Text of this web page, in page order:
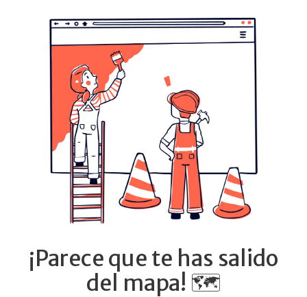
¡Parece que te has salido
del mapa! 🗺️